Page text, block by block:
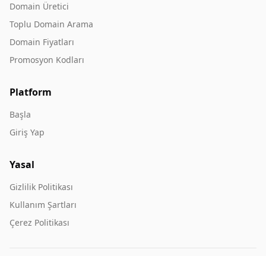
Domain Üretici
Toplu Domain Arama
Domain Fiyatları
Promosyon Kodları
Platform
Başla
Giriş Yap
Yasal
Gizlilik Politikası
Kullanım Şartları
Çerez Politikası